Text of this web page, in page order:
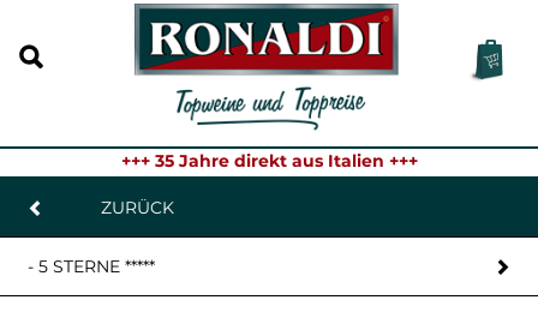
+++ 35 Jahre direkt aus Italien +++
ZURÜCK
- 5 STERNE *****